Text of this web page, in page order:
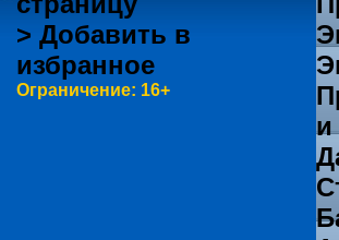
> Добавить в
избранное
Ограничение: 16+